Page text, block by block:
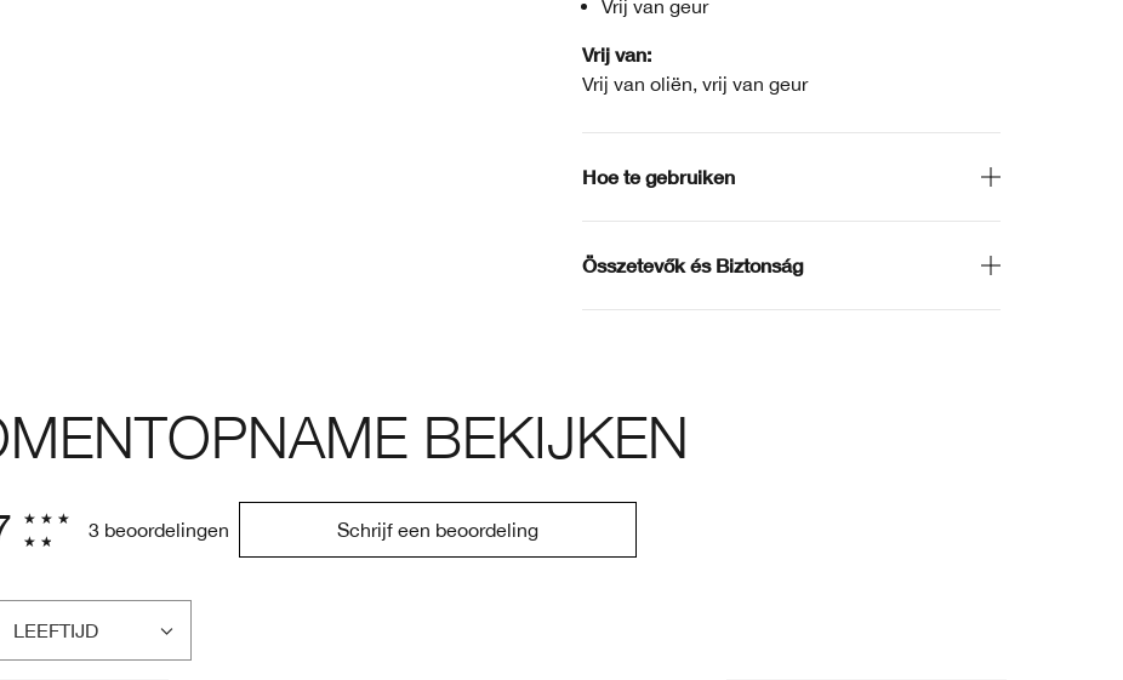
Vrij van geur
Vrij van:
Vrij van oliën, vrij van geur
Hoe te gebruiken
Összetevők és Biztonság
BEKIJKEN
3 beoordelingen Schrijf een beoordeling
LEEFTIJD
FILTER